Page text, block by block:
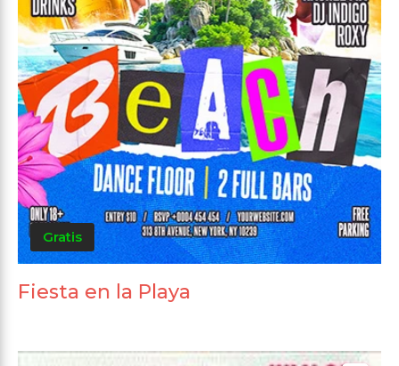
Gratis
Fiesta en la Playa